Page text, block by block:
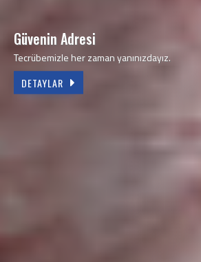
Sizinle hep birlikteyiz
2002’den beri kaliteli işçilik ve güvenilir hizmet.
DETAYLAR